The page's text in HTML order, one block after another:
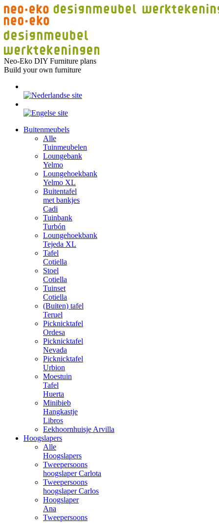
Skip
to
content
Neo-Eko DIY Furniture plans
Build your own furniture
Buitenmeubels
Alle
Tuinmeubelen
Loungebank
Yelmo
Loungehoekbank
Yelmo XL
Buitentafel
met bankjes
Cadi
Tuinbank
Turbón
Loungehoekbank
Tejeda XL
Tafel
Cotiella
Stoel
Cotiella
Tuinset
Cotiella
(Buiten) tafel
Teruel
Picknicktafel
Ordesa
Picknicktafel
Nevada
Picknicktafel
Urbion
Moestuin
Tafel
Huerta
Minibieb
Hangkastje
Libros
Eekhoornhuisje Arvilla
Hoogslapers
Alle
Hoogslapers
Tweepersoons
hoogslaper Carlota
Tweepersoons
hoogslaper Carlos
Hoogslaper
Ana
Tweepersoons